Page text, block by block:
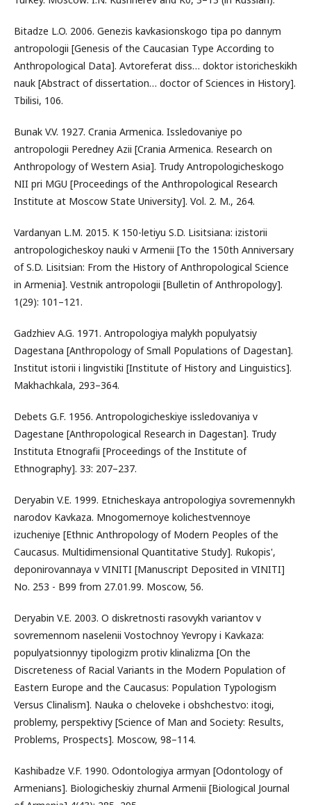
Bitadze L.O. 2006. Genezis kavkasionskogo tipa po dannym
antropologii [Genesis of the Caucasian Type According to
Anthropological Data]. Avtoreferat diss… doktor istoricheskikh
nauk [Abstract of dissertation… doctor of Sciences in History].
Tbilisi, 106.
Bunak V.V. 1927. Crania Armenica. Issledovaniye po
antropologii Peredney Azii [Crania Armenica. Research on
Anthropology of Western Asia]. Trudy Antropologicheskogo
NII pri MGU [Proceedings of the Anthropological Research
Institute at Moscow State University]. Vol. 2. M., 264.
Vardanyan L.M. 2015. K 150-letiyu S.D. Lisitsiana: izistorii
antropologicheskoy nauki v Armenii [To the 150th Anniversary
of S.D. Lisitsian: From the History of Anthropological Science
in Armenia]. Vestnik antropologii [Bulletin of Anthropology].
1(29): 101–121.
Gadzhiev A.G. 1971. Antropologiya malykh populyatsiy
Dagestana [Anthropology of Small Populations of Dagestan].
Institut istorii i lingvistiki [Institute of History and Linguistics].
Makhachkala, 293–364.
Debets G.F. 1956. Antropologicheskiye issledovaniya v
Dagestane [Anthropological Research in Dagestan]. Trudy
Instituta Etnografii [Proceedings of the Institute of
Ethnography]. 33: 207–237.
Deryabin V.E. 1999. Etnicheskaya antropologiya sovremennykh
narodov Kavkaza. Mnogomernoye kolichestvennoye
izucheniye [Ethnic Anthropology of Modern Peoples of the
Caucasus. Multidimensional Quantitative Study]. Rukopis',
deponirovannaya v VINITI [Manuscript Deposited in VINITI]
No. 253 - B99 from 27.01.99. Moscow, 56.
Deryabin V.E. 2003. O diskretnosti rasovykh variantov v
sovremennom naselenii Vostochnoy Yevropy i Kavkaza:
populyatsionnyy tipologizm protiv klinalizma [On the
Discreteness of Racial Variants in the Modern Population of
Eastern Europe and the Caucasus: Population Typologism
Versus Clinalism]. Nauka o cheloveke i obshchestvo: itogi,
problemy, perspektivy [Science of Man and Society: Results,
Problems, Prospects]. Moscow, 98–114.
Kashibadze V.F. 1990. Odontologiya armyan [Odontology of
Armenians]. Biologicheskiy zhurnal Armenii [Biological Journal